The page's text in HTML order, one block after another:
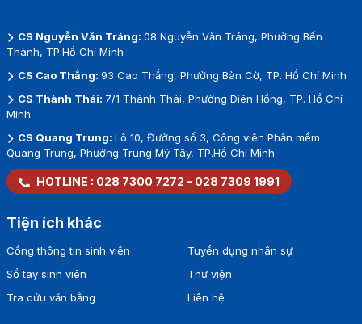
CS Nguyễn Văn Tráng: 08 Nguyễn Văn Tráng, Phường Bến
Thành, TP.Hồ Chí Minh
CS Cao Thắng: 93 Cao Thắng, Phường Bàn Cờ, TP. Hồ Chí Minh
CS Thành Thái: 7/1 Thành Thái, Phường Diên Hồng, TP. Hồ Chí
Minh
CS Quang Trung: Lô 10, Đường số 3, Công viên Phần mềm
Quang Trung, Phường Trung Mỹ Tây, TP.Hồ Chí Minh
HOTLINE : 028 7300 7272 - 028 7309 1991
Tiện ích khác
Cổng thông tin sinh viên
Sổ tay sinh viên
Tra cứu văn bằng
Tuyển dụng nhân sự
Thư viện
Liên hệ